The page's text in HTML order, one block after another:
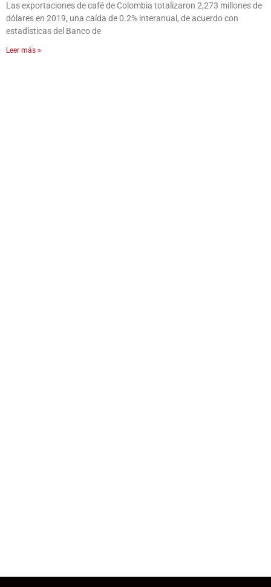
Las exportaciones de café de Colombia totalizaron 2,273 millones de
dólares en 2019, una caída de 0.2% interanual, de acuerdo con
estadísticas del Banco de
Leer más »